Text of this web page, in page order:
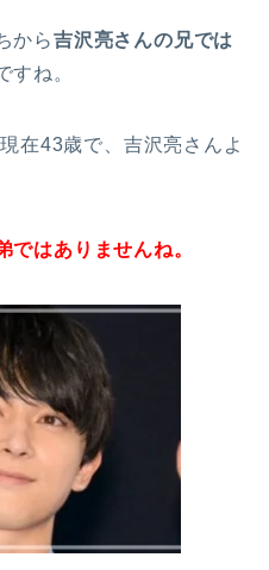
から吉沢亮さんの兄では
すね。
在43歳で、吉沢亮さんよ
ではありませんね。